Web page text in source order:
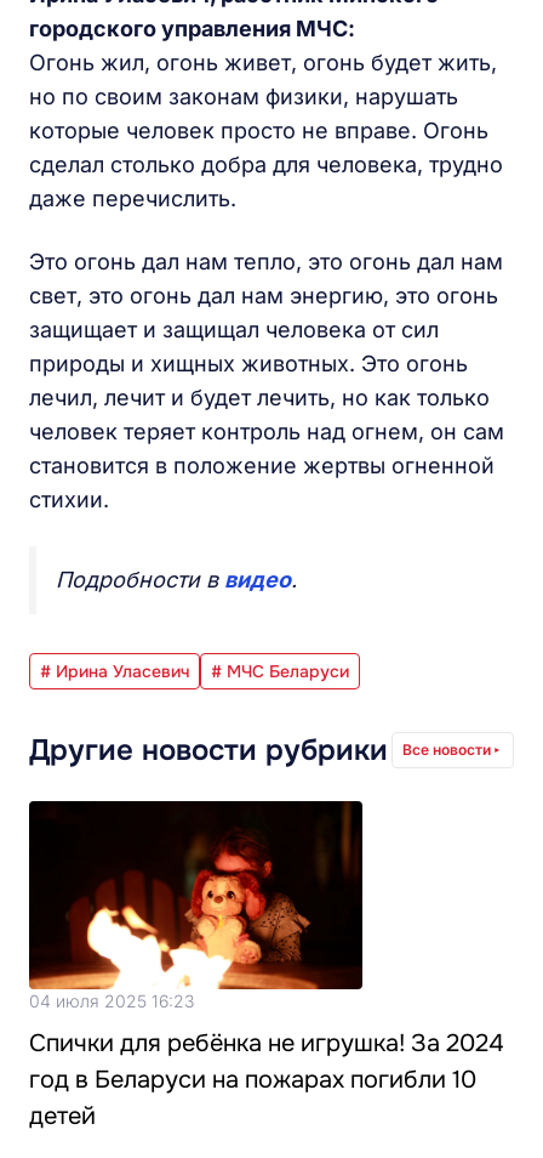
городского управления МЧС:
Огонь жил, огонь живет, огонь будет жить,
но по своим законам физики, нарушать
которые человек просто не вправе. Огонь
сделал столько добра для человека, трудно
даже перечислить.
Это огонь дал нам тепло, это огонь дал нам
свет, это огонь дал нам энергию, это огонь
защищает и защищал человека от сил
природы и хищных животных. Это огонь
лечил, лечит и будет лечить, но как только
человек теряет контроль над огнем, он сам
становится в положение жертвы огненной
стихии.
Подробности в видео.
# Ирина Уласевич # МЧС Беларуси
Другие новости рубрики Все новости
04 июля 2025 16:23
Спички для ребёнка не игрушка! За 2024
год в Беларуси на пожарах погибли 10
детей